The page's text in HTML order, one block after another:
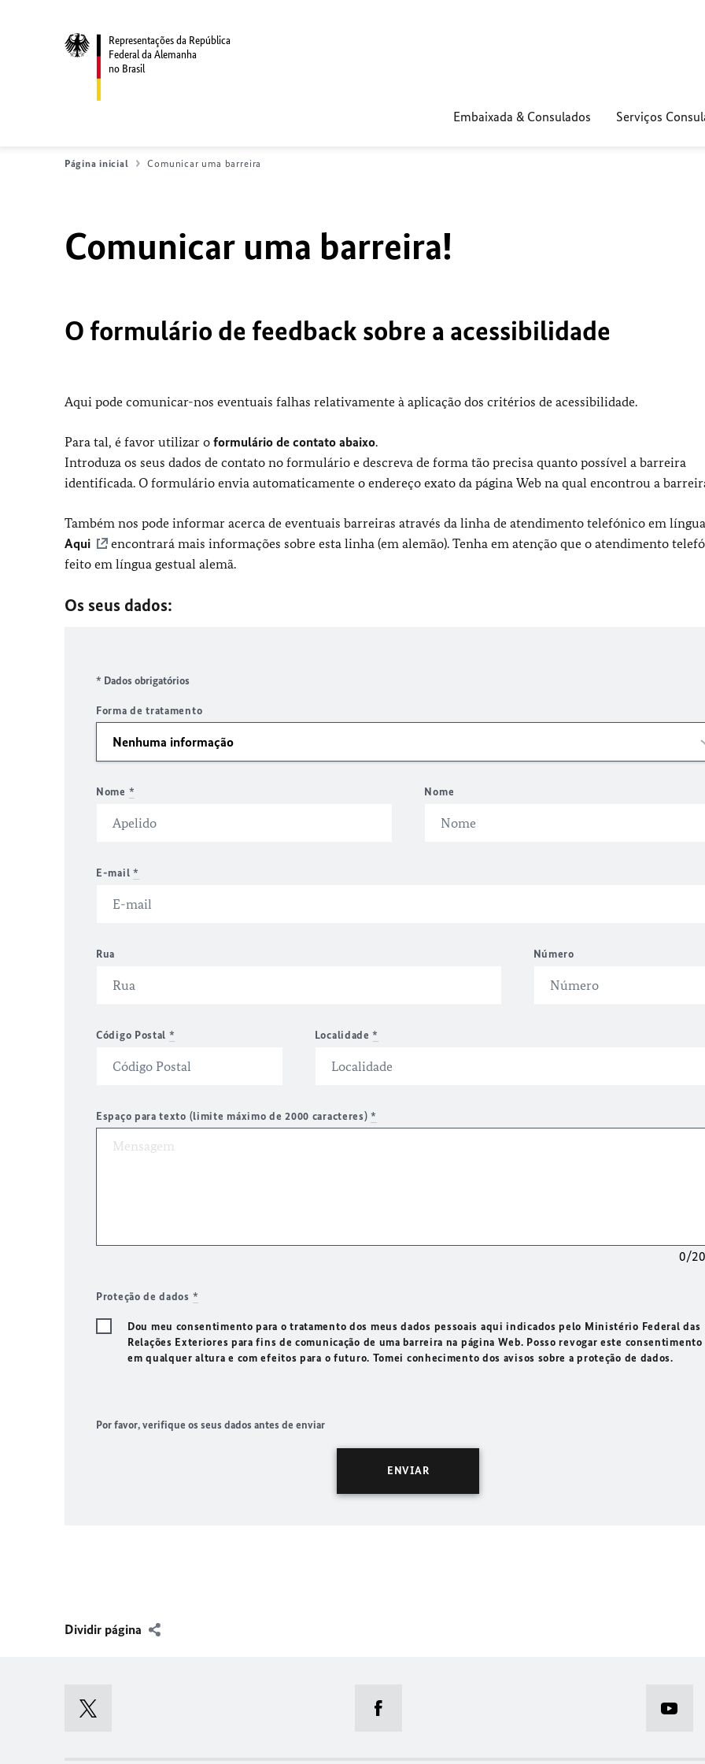
Representações da República
Federal da Alemanha
no Brasil
Embaixada & Consulados Serviços
Página inicial Comunicar uma barreira
Comunicar uma barreira!
O formulário de feedback sobre a acessibilidade
Aqui pode comunicar-nos eventuais falhas relativamente à aplicação dos critérios de acessibilidade.
Para tal, é favor utilizar o formulário de contato abaixo.
Introduza os seus dados de contato no formulário e descreva de forma tão precisa quanto possível a barreira
identificada. O formulário envia automaticamente o endereço exato da página Web na qual encontrou a
Também nos pode informar acerca de eventuais barreiras através da linha de atendimento telefónico em
Aqui
encontrará mais informações sobre esta linha (em alemão). Tenha em atenção que o atendimento
feito em língua gestual alemã.
Os seus dados:
* Dados obrigatórios
Forma de tratamento
Nome * Nome
E-mail *
Rua Número
Código Postal * Localidade*
Espaço para texto (limite máximo de 2000 caracteres)*
0/
Proteção de dados *
Dou meu consentimento para o tratamento dos meus dados pessoais aqui indicados pelo Ministério Federal das
Relações Exteriores para fins de comunicação de uma barreira na página Web. Posso revogar este consentimento
em qualquer altura e com efeitos para o futuro. Tomei conhecimento dos avisos sobre a proteção de dados.
Por favor, verifique os seus dados antes de enviar
Dividir página